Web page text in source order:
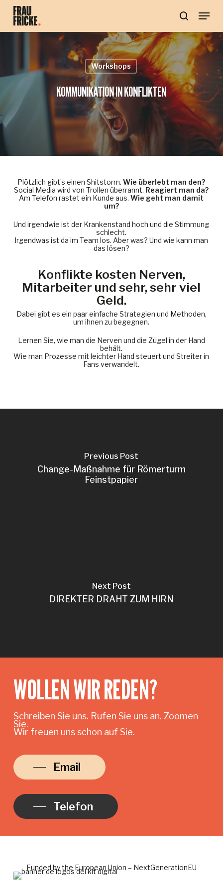
main
content
search
Menu
Workshops
KOMMUNIKATION IN KONFLIKTEN
Plötzlich gibt’s einen Shitstorm.Wie überlebt man den?
Social Media wird von Trollen überrannt. Reagiert man da?
Am Telefon rastet ein Kunde aus.Wie geht man damit
um?
Und irgendwie ist der Krankenstand hoch und die Stimmung
schlecht.
Irgendwas ist da im Team los. Aber was? Und wie kann man
das lösen?
Konflikte kosten Nerven,
Mitarbeiter und sehr, sehr viel
Geld.
Dabei gibt es ein paar einfache Strategien und Methoden,
um ihnen zu begegnen.
Lernen Sie, wie man die Nerven und die Zügel in der Hand
behält.
Wie man Prozesse mit leichter Hand steuert und Streiter in
Fans verwandelt.
Previous Post
Change-Maßnahme für Römerturm
Feinstpapier
Next Post
DIREKTER DRAHT ZUM HIRN
WOLLEN WIR REDEN?
Schreiben Sie uns. Rufen Sie uns an. Zoomen
Sie.
Wir freuen uns schon auf Sie.
Email
Telefon
Funded by the European Union – NextGenerationEU